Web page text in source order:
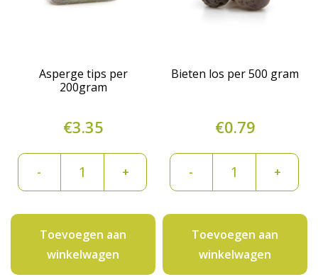
Asperge tips per
200gram
€3.35
-
aantal
+
Toevoegen aan
winkelwagen
Bieten los per 500 gram
€0.79
-
gram
aantal
+
Toevoegen aan
winkelwagen